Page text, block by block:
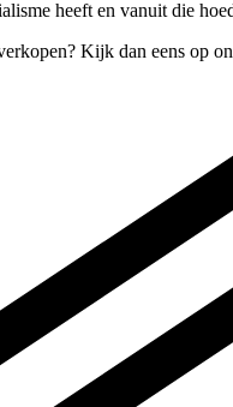
heeft en vanuit die
Kijk dan eens op